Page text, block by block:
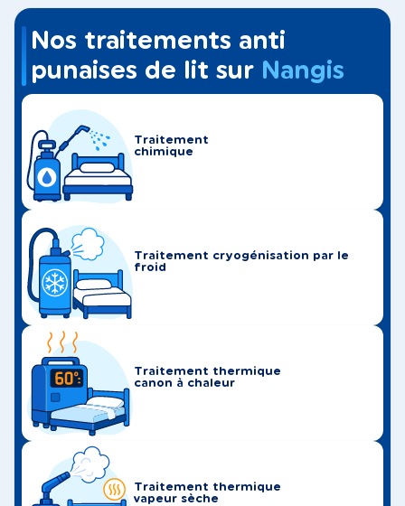
Nos traitements anti
punaises de lit sur Nangis
Traitement
chimique
Traitement cryogénisation par le
froid
Traitement thermique
canon à chaleur
Traitement thermique
vapeur sèche